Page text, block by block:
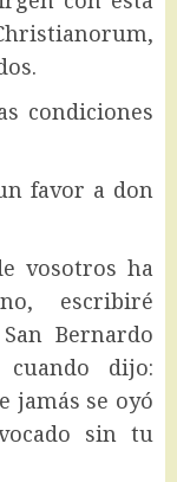
condiciones
favor a don
vosotros ha
escribiré
Bernardo
dijo:
jamás se oyó
sin tu